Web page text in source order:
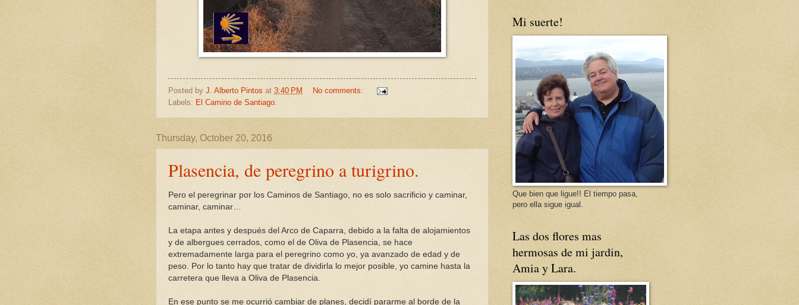
Posted by J. Alberto Pintos at 3:40 PM
No comments:
Labels: El Camino de Santiago.
Thursday, October 20, 2016
Plasencia, de peregrino a turigrino.
Pero el peregrinar por los Caminos de Santiago, no es solo sacrificio y caminar,
caminar, caminar…
La etapa antes y después del Arco de Caparra, debido a la falta de alojamientos
y de albergues cerrados, como el de Oliva de Plasencia, se hace
extremadamente larga para el peregrino como yo, ya avanzado de edad y de
peso. Por lo tanto hay que tratar de dividirla lo mejor posible, yo camine hasta la
carretera que lleva a Oliva de Plasencia.
En ese punto se me ocurrió cambiar de planes, decidí pararme al borde de la
Mi suerte!
Que bien que ligue!! El tiempo pasa,
pero ella sigue igual.
Las dos flores mas
hermosas de mi jardin,
Amia y Lara.